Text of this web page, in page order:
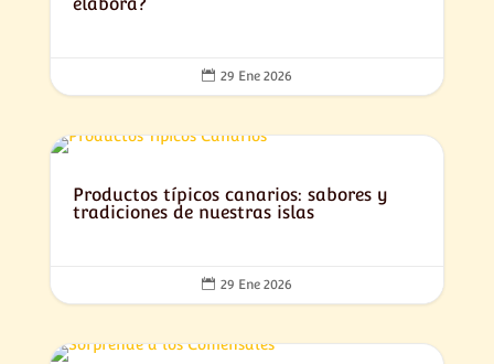
 29 Ene 2026
Productos típicos canarios: sabores y
tradiciones de nuestras islas
 29 Ene 2026